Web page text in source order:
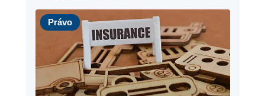
Právo
Právo